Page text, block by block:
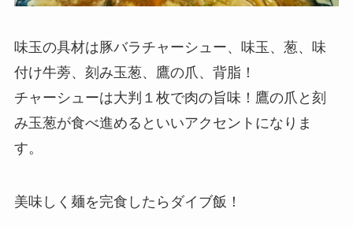
味玉の具材は豚バラチャーシュー、味玉、葱、味
付け牛蒡、刻み玉葱、鷹の爪、背脂！
チャーシューは大判１枚で肉の旨味！鷹の爪と刻
み玉葱が食べ進めるといいアクセントになりま
す。
美味しく麺を完食したらダイブ飯！